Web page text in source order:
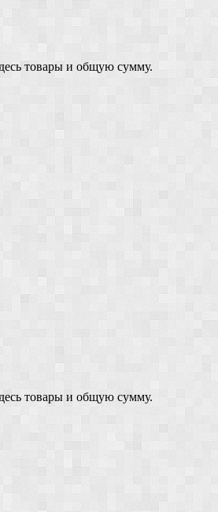
товары и общую сумму.
товары и общую сумму.